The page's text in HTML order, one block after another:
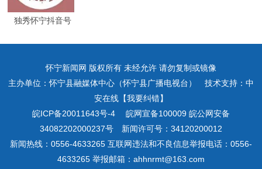
独秀怀宁抖音号
怀宁新闻网 版权所有 未经允许 请勿复制或镜像
主办单位：怀宁县融媒体中心（怀宁县广播电视台） 技术支持：中
安在线【我要纠错】
皖ICP备20011643号-4皖网宣备100009 皖公网安备
34082202000237号 新闻许可号：34120200012
新闻热线：0556-4633265 互联网违法和不良信息举报电话：0556-
4633265 举报邮箱：ahhnrmt@163.com